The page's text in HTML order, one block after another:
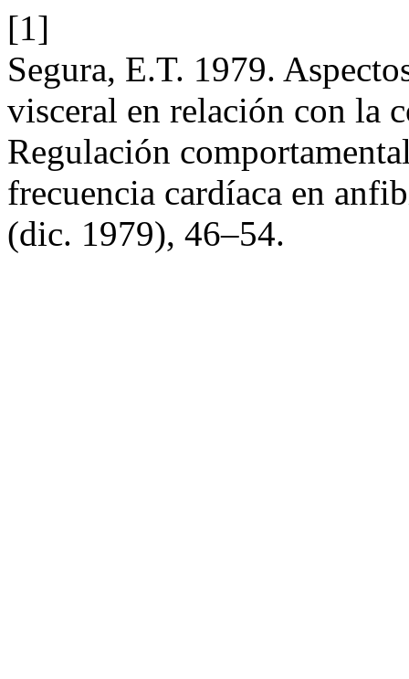
[1]
Segura, E.T. 1979.
visceral en relación con la
Regulación
frecuencia cardíaca en
(dic. 1979), 46–54.